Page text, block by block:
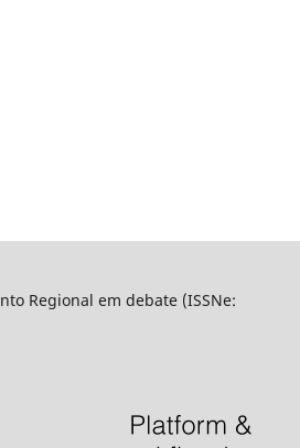
Regional em debate (ISSNe: